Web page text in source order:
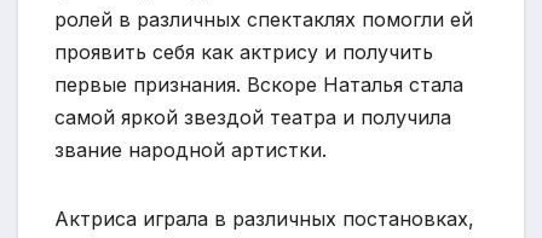
ролей в различных спектаклях помогли ей
проявить себя как актрису и получить
первые признания. Вскоре Наталья стала
самой яркой звездой театра и получила
звание народной артистки.
Актриса играла в различных постановках,